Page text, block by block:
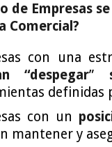
de Empresas
Comercial?
con una
“despegar”
definidas
con un
mantener y